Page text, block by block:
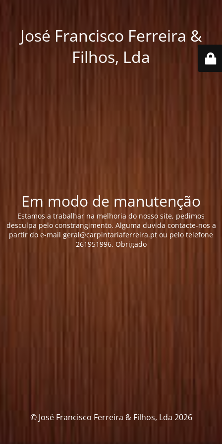
José Francisco Ferreira &
Filhos, Lda
Em modo de manutenção
Estamos a trabalhar na melhoria do nosso site, pedimos
desculpa pelo constrangimento. Alguma duvida contacte-nos a
partir do e-mail geral@carpintariaferreira.pt ou pelo telefone
261951996. Obrigado
© José Francisco Ferreira & Filhos, Lda 2026